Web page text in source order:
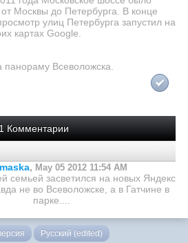
Москвы до Петербурга. В конце
улиц Петербурга запустил на
картах Google.
панораму Всеволожска.
Комментарии
, May 05 2012 11:54 AM
семьей засветился на новых Яндекс
не во Всеволожске, а в Гатчине в
парке....
Русский (edited)